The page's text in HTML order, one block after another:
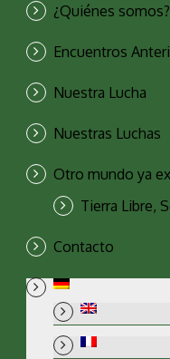
¿Quiénes somos?
Encuentros
Nuestra Lucha
Nuestras Luchas
Otro mundo ya
Tierra Libre,
Contacto